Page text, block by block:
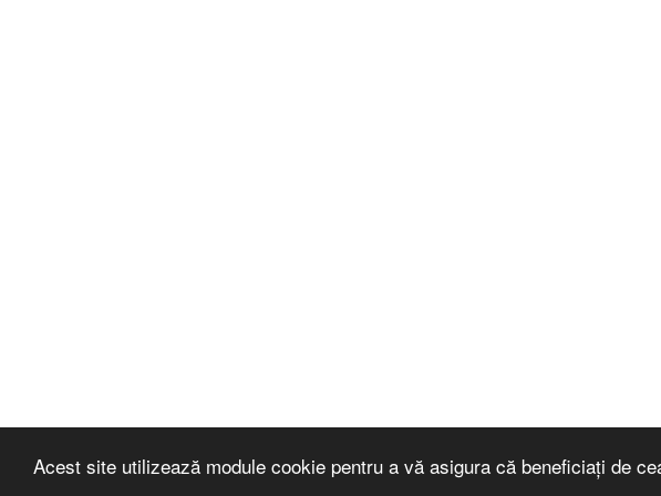
Acest site utilizează module cookie pentru a vă asigura că beneficiați de